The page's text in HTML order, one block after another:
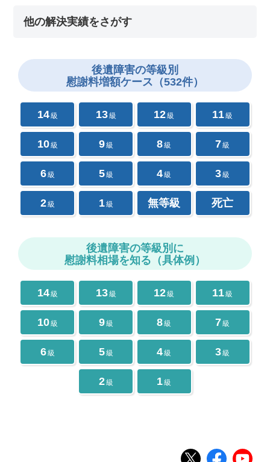
他の解決実績をさがす
後遺障害の等級別
慰謝料増額ケース（532件）
14級 13級 12級 11級
10級 9級 8級 7級
6級 5級 4級 3級
2級 1級 無等級 死亡
後遺障害の等級別に
慰謝料相場を知る（具体例）
14級 13級 12級 11級
10級 9級 8級 7級
6級 5級 4級 3級
2級 1級